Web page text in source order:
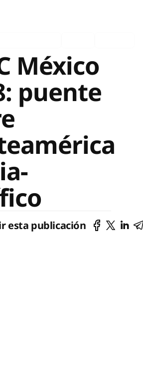
México
puente
esta publicación